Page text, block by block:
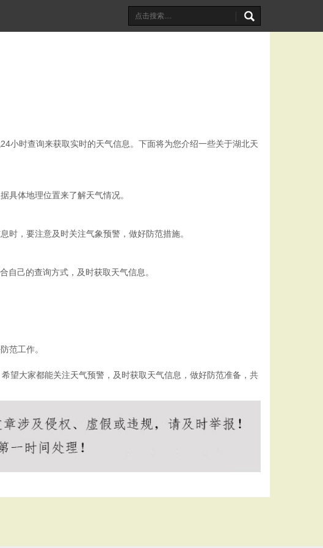
小时查询来获取实时的天气信息。下面将为您介绍一些关于湖北天
具体地理位置来了解天气情况。
，要注意及时关注气象预警，做好防范措施。
自己的查询方式，及时获取天气信息。
范工作。
望大家都能关注天气预警，及时获取天气信息，做好防范准备，共